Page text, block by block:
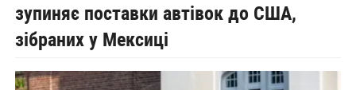
зупиняє поставки автівок до США,
зібраних у Мексиці